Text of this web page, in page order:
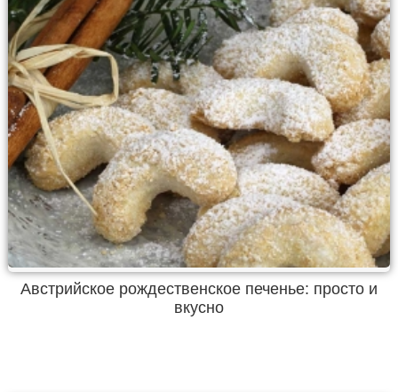
Австрийское рождественское печенье: просто и
вкусно